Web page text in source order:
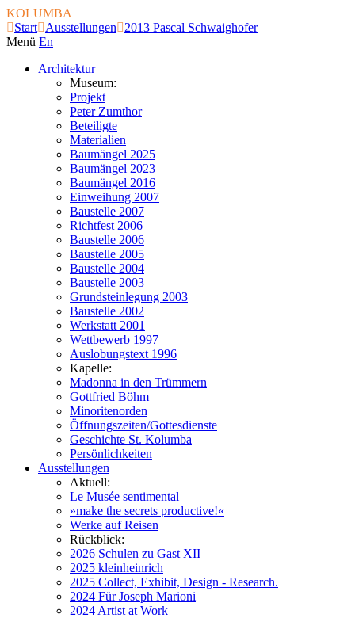
KOLUMBA
Start
Ausstellungen
2013 Pascal Schwaighofer
Menü En
Architektur
Museum:
Projekt
Peter Zumthor
Beteiligte
Materialien
Baumängel 2025
Baumängel 2023
Baumängel 2016
Einweihung 2007
Baustelle 2007
Richtfest 2006
Baustelle 2006
Baustelle 2005
Baustelle 2004
Baustelle 2003
Grundsteinlegung 2003
Baustelle 2002
Werkstatt 2001
Wettbewerb 1997
Auslobungstext 1996
Kapelle:
Madonna in den Trümmern
Gottfried Böhm
Minoritenorden
Öffnungszeiten/Gottesdienste
Geschichte St. Kolumba
Persönlichkeiten
Ausstellungen
Aktuell:
Le Musée sentimental
»make the secrets productive!«
Werke auf Reisen
Rückblick:
2026 Schulen zu Gast XII
2025 kleinheinrich
2025 Collect, Exhibit, Design - Research.
2024 Für Joseph Marioni
2024 Artist at Work